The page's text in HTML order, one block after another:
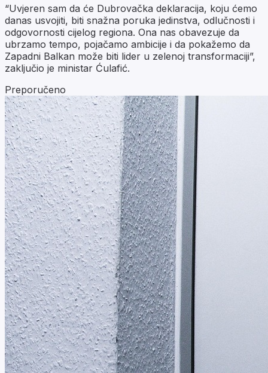
“Uvjeren sam da će Dubrovačka deklaracija, koju ćemo
danas usvojiti, biti snažna poruka jedinstva, odlučnosti i
odgovornosti cijelog regiona. Ona nas obavezuje da
ubrzamo tempo, pojačamo ambicije i da pokažemo da
Zapadni Balkan može biti lider u zelenoj transformaciji”,
zaključio je ministar Ćulafić.
Preporučeno